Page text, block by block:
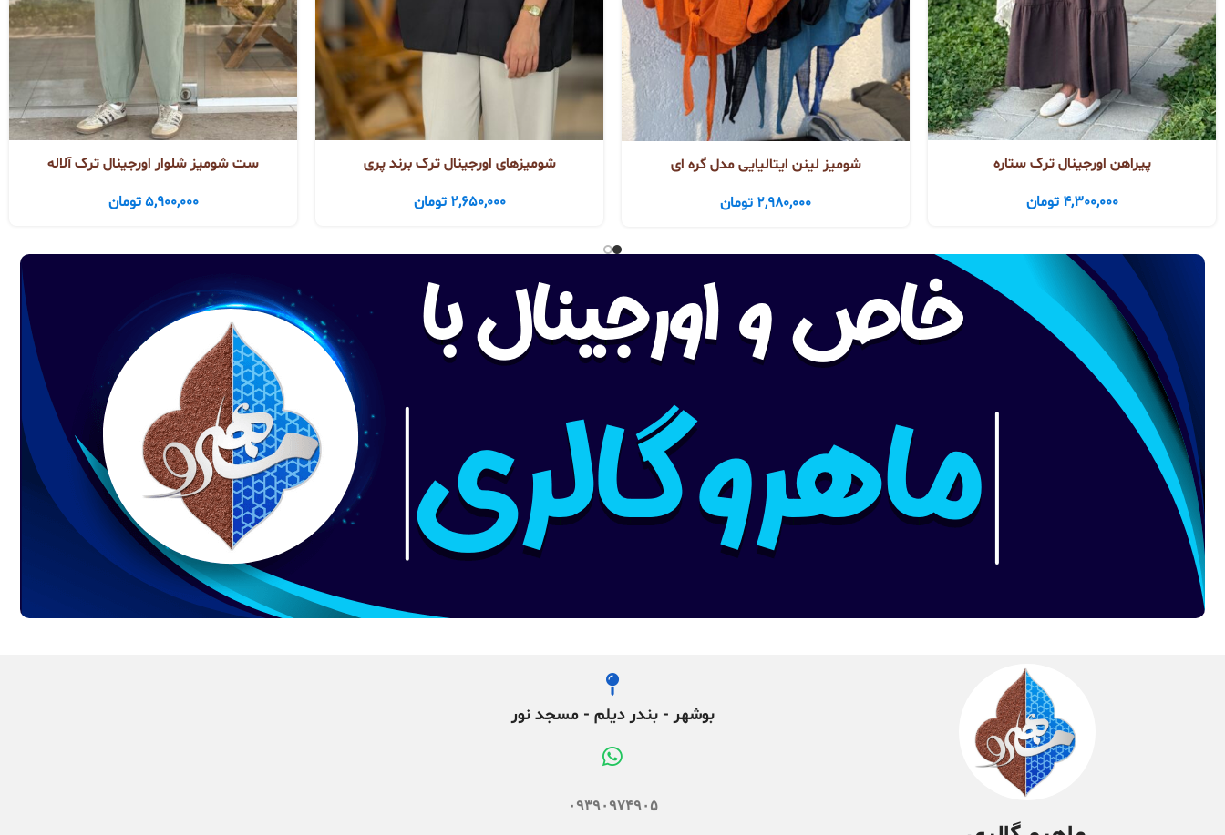
پیراهن اورجینال ترک ستاره
4,300,000 تومان
شومیز لینن ایتالیایی مدل گره ای
2,980,000 تومان
شومیزهای اورجینال ترک برند پری
2,650,000 تومان
ست شومیز شلوار اورجینال ترک آلاله
5,900,000 تومان
بوشهر - بندر دیلم - مسجد نور
۰۹۳۹۰۹۷۴۹۰۵